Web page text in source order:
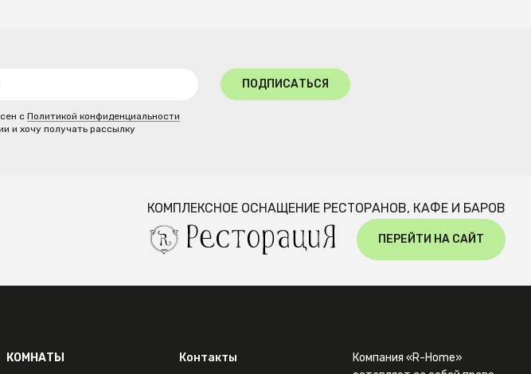
с Политикой конфиденциальности
и хочу получать рассылку
ПОДПИСАТЬСЯ
КОМПЛЕКСНОЕ ОСНАЩЕНИЕ РЕСТОРАНОВ, КАФЕ И БАРОВ
ПЕРЕЙТИ НА САЙТ
КОМНАТЫ
Контакты
Компания «R-Home»